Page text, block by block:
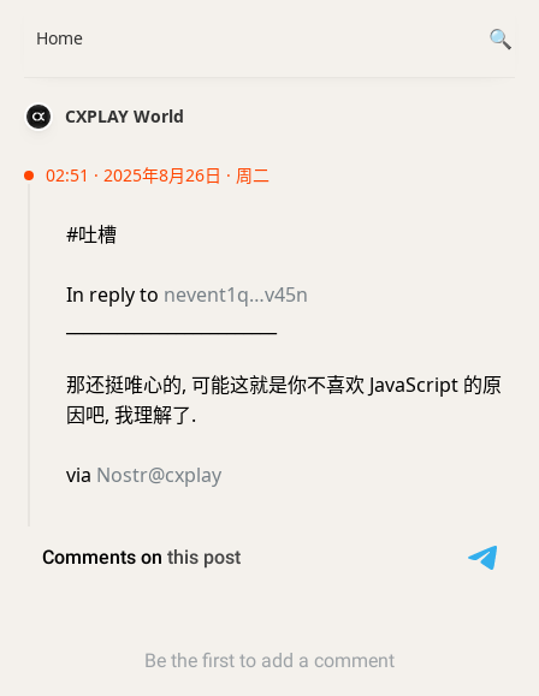
CXPLAY World
02:51 · 2025年8月26日 · 周二
#吐槽
In reply to nevent1q…v45n
那还挺唯心的, 可能这就是你不喜欢 JavaScript 的原
因吧, 我理解了.
via Nostr@cxplay
Home